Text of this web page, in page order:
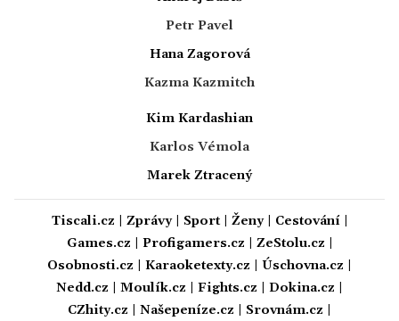
Petr Pavel
Hana Zagorová
Kazma Kazmitch
Kim Kardashian
Karlos Vémola
Marek Ztracený
Tiscali.cz Zprávy| Sport| Ženy| Cestování|
Games.cz
Profigamers.cz ZeStolu.cz
Osobnosti.cz
Karaoketexty.cz Úschovna.cz
Nedd.cz
Moulík.cz Fights.cz Dokina.cz
CZhity.cz
Našepeníze.cz Srovnám.cz